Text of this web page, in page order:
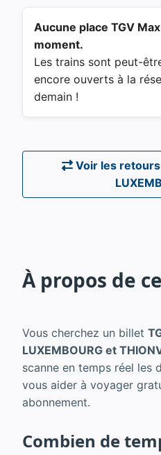
Aucune place TGV
moment.
Les trains sont peut-
encore ouverts à la
demain !
Voir les
À propos de
Vous cherchez un billet
LUXEMBOURG et
scanne en temps réel les
vous aider à voyager
abonnement.
Combien de